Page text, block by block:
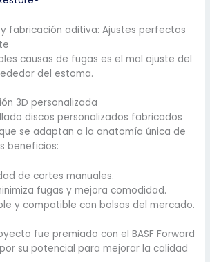
y fabricación aditiva: Ajustes perfectos
causas de fugas es el mal ajuste del
del estoma.
3D personalizada
discos personalizados fabricados
se adaptan a la anatomía única de
beneficios:
de cortes manuales.
fugas y mejora comodidad.
y compatible con bolsas del mercado.
fue premiado con el BASF Forward
su potencial para mejorar la calidad